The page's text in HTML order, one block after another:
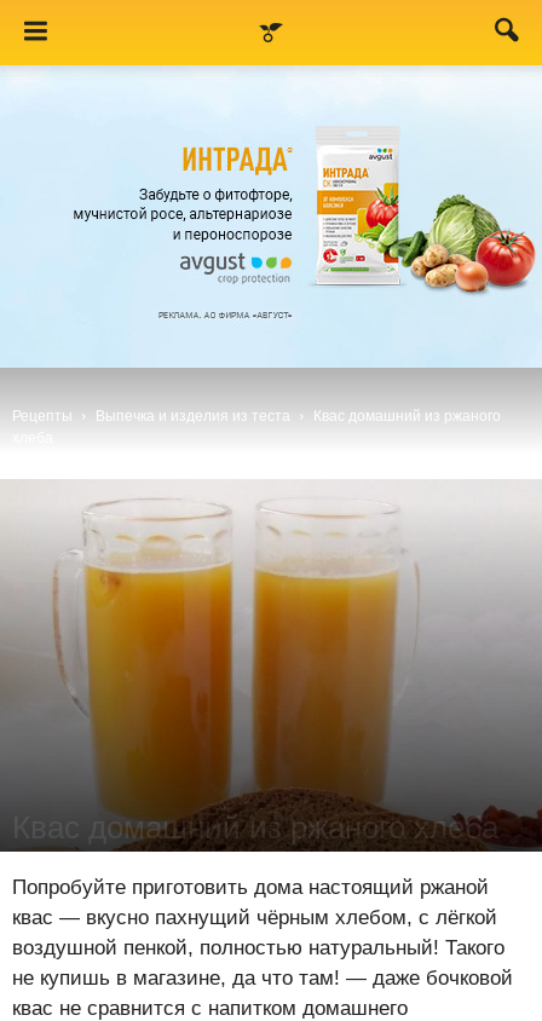
Рецепты Выпечка и изделия из теста
Квас домашний из ржаного
Квас домашний из ржаного хлеба
Попробуйте приготовить дома настоящий ржаной
квас — вкусно пахнущий чёрным хлебом, с лёгкой
воздушной пенкой, полностью натуральный! Такого
не купишь в магазине, да что там! — даже бочковой
квас не сравнится с напитком домашнего